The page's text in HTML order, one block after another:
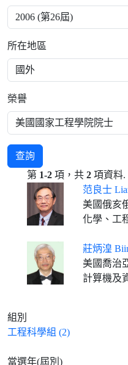
所在地區
榮譽
查詢
第 1-2 項，共 2 項資料.
范良士
美國俄亥俄州州立大學化學及
化學、工
莊炳湟
美國喬治亞理工學
計算機及資訊
組別
工程科學組 (2)
當選年(屆別)